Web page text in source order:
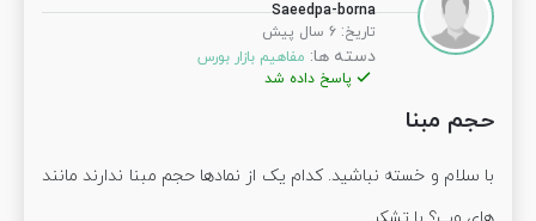
Saeedpa-borna
تاریخ: 6 سال پیش
دسته ها: مفاهیم بازار بورس
پاسخ داده شد
حجم مبنا
با سلام و خسته نباشید. کدام یک از نمادها حجم مبنا ندارند مانند